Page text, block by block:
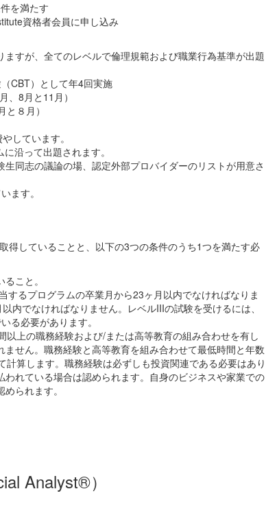
を満たす
資格者会員に申し込み
すが、全てのレベルで倫理規範および職業行為基準が出題
CBT）として年4回実施
、8月と11月）
８月）
しています。
沿って出題されます。
同志の議論の場、認定外部プロバイダーのリストが用意さ
ます。
得していることと、以下の3つの条件のうち1つを満たす必
こと。
るプログラムの卒業月から23ヶ月以内でなければなりま
内でなければなりません。レベルIIIの試験を受けるには、
る必要があります。
以上の職務経験および/または高等教育の組み合わせを有し
せん。職務経験と高等教育を組み合わせて最低時間と年数
算します。 職務経験は必ずしも投資関連である必要はあり
れている場合は認められます。自身のビジネスや家業での
られます。
Analyst®）